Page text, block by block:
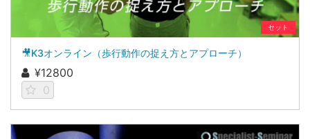
セット
🎥K3オンライン（歩行動作の捉え方とアプローチ）
¥12800
0